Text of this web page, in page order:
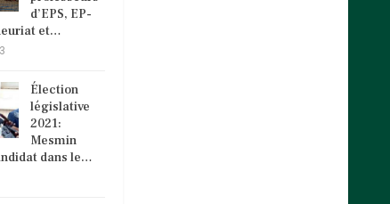
d’EPS, EP-
et…
Élection
législative
2021:
Mesmin
dans le…